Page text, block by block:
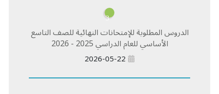
3
الدروس المطلوبة للإمتحانات النهائية للصف التاسع
الأساسي للعام الدراسي 2025 - 2026
2026-05-22